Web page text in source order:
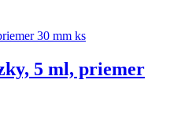
5 ml, priemer